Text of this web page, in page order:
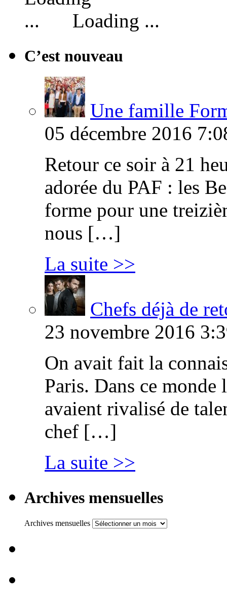
Loading ...
C’est nouveau
Une famille
05 décembre 2016
Retour ce soir à 21
adorée du PAF : les
forme pour une
nous […]
La suite >>
Chefs déjà de
23 novembre 2016
On avait fait la
Paris. Dans ce
avaient rivalisé de
chef […]
La suite >>
Archives mensuelles
Archives mensuelles